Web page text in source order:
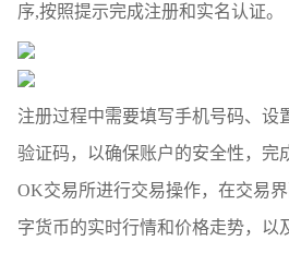
序,按照提示完成注册和实名认证。
注册过程中需要填写手机号码、设
验证码，以确保账户的安全性，完
OK交易所进行交易操作，在交易
字货币的实时行情和价格走势，以